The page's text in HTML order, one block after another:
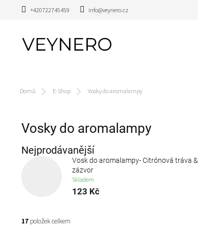
+420722745459 info@veynero.cz
Domů E-Shop Vosky do aromalampy
Vosky do aromalampy
Nejprodávanější
Vosk do aromalampy- Citrónová tráva &
zázvor
Skladem
123 Kč
17 položek celkem